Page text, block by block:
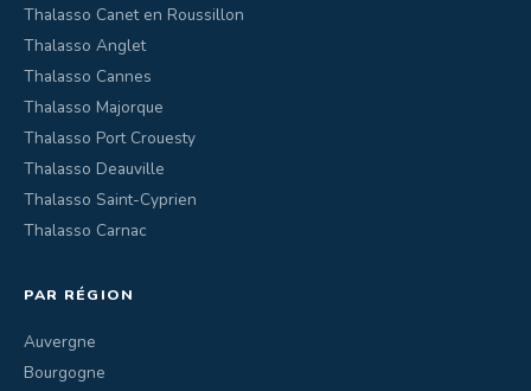
Thalasso Canet en Roussillon
Thalasso Anglet
Thalasso Cannes
Thalasso Majorque
Thalasso Port Crouesty
Thalasso Deauville
Thalasso Saint-Cyprien
Thalasso Carnac
PAR RÉGION
Auvergne
Bourgogne